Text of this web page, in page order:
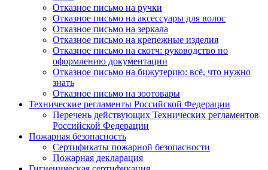
Отказное письмо на ручки
Отказное письмо на аксессуары для волос
Отказное письмо на зеркала
Отказное письмо на крепежные изделия
Отказное письмо на скотч: руководство по
оформлению документации
Отказное письмо на бижутерию: всё, что нужно
знать
Отказное письмо на зоотовары
Технические регламенты Российской Федерации
Перечень действующих Технических регламентов
Российской Федерации
Пожарная безопасность
Сертификаты пожарной безопасности
Пожарная декларация